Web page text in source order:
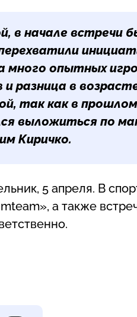
в начале встречи
много опытных
и разница в
так как в прошлом
выложиться по
Киричко.
5 апреля. В
а также